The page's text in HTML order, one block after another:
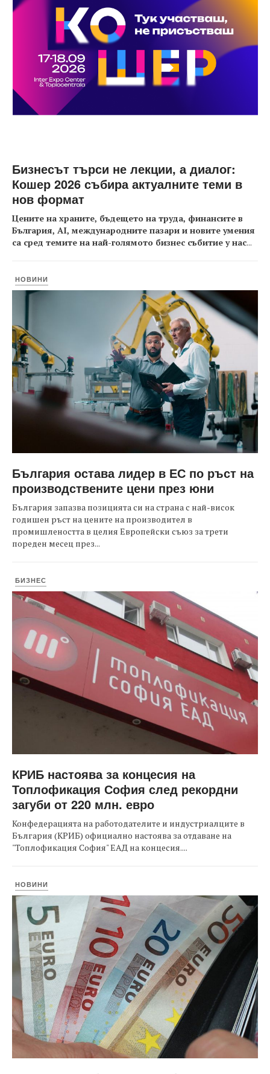
Бизнесът търси не лекции, а диалог:
Кошер 2026 събира актуалните теми в
нов формат
Цените на храните, бъдещето на труда, финансите в
България, AI, международните пазари и новите умения
са сред темите на най-голямото бизнес събитие у нас...
НОВИНИ
България остава лидер в ЕС по ръст на
производствените цени през юни
България запазва позицията си на страна с най-висок
годишен ръст на цените на производител в
промишлеността в целия Европейски съюз за трети
пореден месец през...
БИЗНЕС
КРИБ настоява за концесия на
Топлофикация София след рекордни
загуби от 220 млн. евро
Конфедерацията на работодателите и индустриалците в
България (КРИБ) официално настоява за отдаване на
"Топлофикация София" ЕАД на концесия....
НОВИНИ